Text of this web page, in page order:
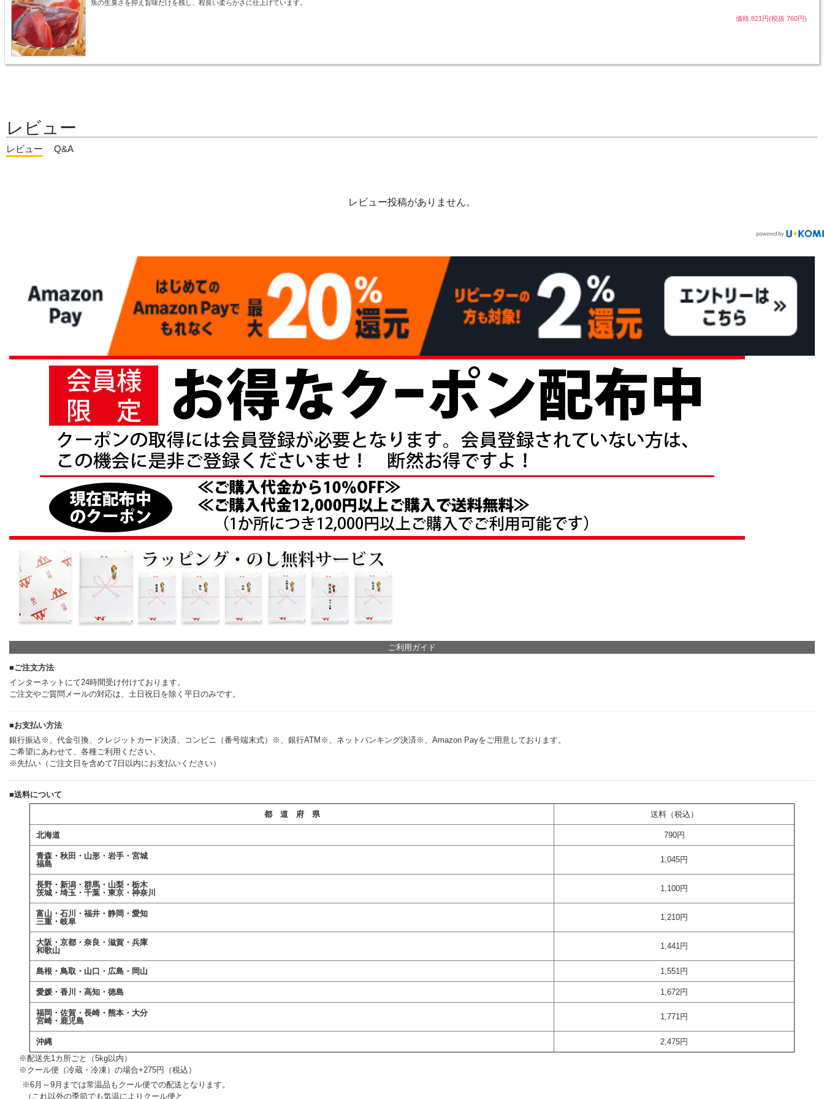
魚の生臭さを抑え旨味だけを残し、程良い柔らかさに仕上げています。
価格:821円(税抜 760円)
レビュー
レビュー Q&A
レビュー投稿がありません。
ご利用ガイド
■ご注文方法
インターネットにて24時間受け付けております。
ご注文やご質問メールの対応は、土日祝日を除く平日のみです。
■お支払い方法
銀行振込※、代金引換、クレジットカード決済、コンビニ（番号端末式）※、銀行ATM※、ネットバンキング決済※、Amazon Payをご用意しております。
ご希望にあわせて、各種ご利用ください。
※先払い（ご注文日を含めて7日以内にお支払いください）
■送料について
都 道 府 県 送料（税込）
北海道 790円
青森・秋田・山形・岩手・宮城
福島
1,045円
長野・新潟・群馬・山梨・栃木
茨城・埼玉・千葉・東京・神奈川
1,100円
富山・石川・福井・静岡・愛知
三重・岐阜
1,210円
大阪・京都・奈良・滋賀・兵庫
和歌山
1,441円
島根・鳥取・山口・広島・岡山 1,551円
愛媛・香川・高知・徳島 1,672円
福岡・佐賀・長崎・熊本・大分
宮崎・鹿児島
1,771円
沖縄
2,475円
※配送先1カ所ごと（5kg以内）
※クール便（冷蔵・冷凍）の場合+275円（税込）
※6月～9月までは常温品もクール便での配送となります。
（これ以外の季節でも気温によりクール便と